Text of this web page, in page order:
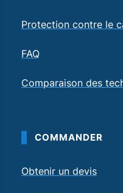
Protection contre le
FAQ
Comparaison des
COMMANDER
Obtenir un devis